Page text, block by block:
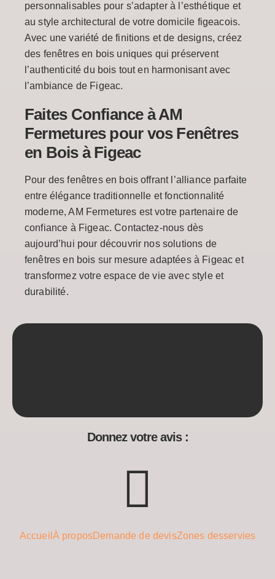
personnalisables pour s’adapter à l’esthétique et
au style architectural de votre domicile figeacois.
Avec une variété de finitions et de designs, créez
des fenêtres en bois uniques qui préservent
l’authenticité du bois tout en harmonisant avec
l’ambiance de Figeac.
Faites Confiance à AM
Fermetures pour vos Fenêtres
en Bois à Figeac
Pour des fenêtres en bois offrant l’alliance parfaite
entre élégance traditionnelle et fonctionnalité
moderne, AM Fermetures est votre partenaire de
confiance à Figeac. Contactez-nous dès
aujourd’hui pour découvrir nos solutions de
fenêtres en bois sur mesure adaptées à Figeac et
transformez votre espace de vie avec style et
durabilité.
Donnez votre avis :
Accueil À proposDemande de devisZones desservies